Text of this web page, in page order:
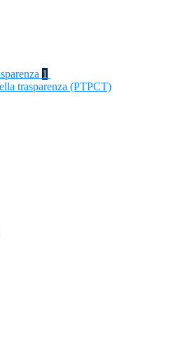
1
trasparenza (PTPCT)